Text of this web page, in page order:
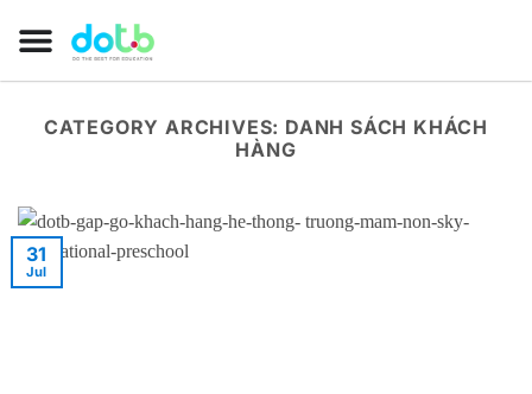
CATEGORY ARCHIVES: DANH SÁCH KHÁCH
HÀNG
31
Jul